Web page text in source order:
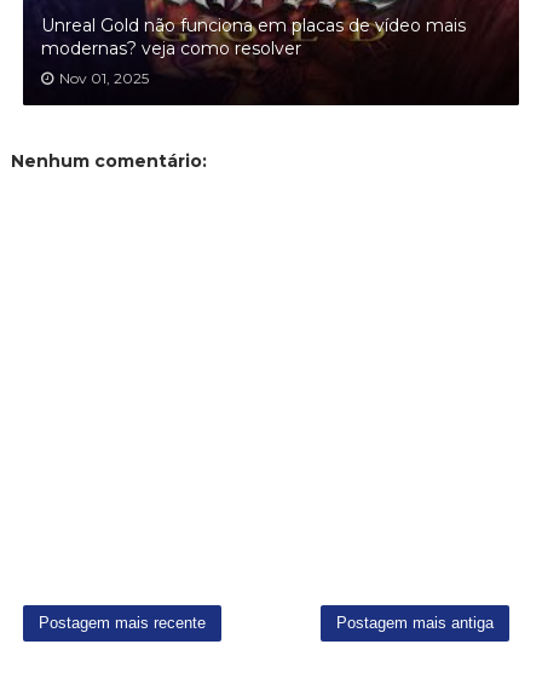
Unreal Gold não funciona em placas de vídeo mais
modernas? veja como resolver
Nov 01, 2025
Nenhum comentário:
Postagem mais recente Postagem mais antiga